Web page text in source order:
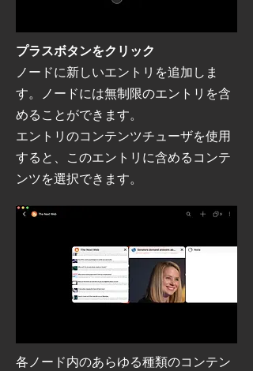
プラスボタンをクリック
ノードに新しいエントリを追加しま
す。ノードには無制限のエントリを含
めることができます。
エントリのコンテンツチューザを使用
すると、このエントリに含めるコンテ
ンツを選択できます。
各ノード内のあらゆる種類のコンテン